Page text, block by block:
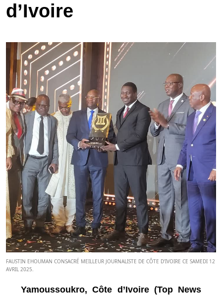
d’Ivoire
FAUSTIN EHOUMAN CONSACRÉ MEILLEUR JOURNALISTE DE CÔTE D’IVOIRE CE SAMEDI 12
AVRIL 2025.
Yamoussoukro, Côte d’Ivoire (Top News